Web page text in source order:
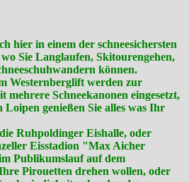
hier in einem der schneesichersten
Sie Langlaufen, Skitourengehen,
können.
Westernberglift werden zur
mehrere Schneekanonen eingesetzt,
genießen Sie alles was Ihr
Ruhpoldinger Eishalle, oder
Eisstadion "Max Aicher
Publikumslauf auf dem
Pirouetten drehen wollen, oder